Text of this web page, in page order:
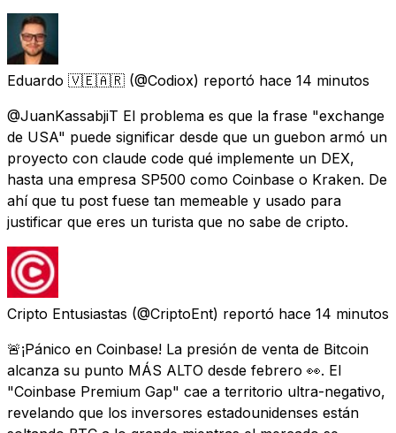
Eduardo 🇻🇪🇦🇷 (@Codiox) reportó hace 14 minutos
@JuanKassabjiT El problema es que la frase "exchange
de USA" puede significar desde que un guebon armó un
proyecto con claude code qué implemente un DEX,
hasta una empresa SP500 como Coinbase o Kraken. De
ahí que tu post fuese tan memeable y usado para
justificar que eres un turista que no sabe de cripto.
Cripto Entusiastas (@CriptoEnt) reportó hace 14 minutos
🚨¡Pánico en Coinbase! La presión de venta de Bitcoin
alcanza su punto MÁS ALTO desde febrero 👀. El
"Coinbase Premium Gap" cae a territorio ultra-negativo,
revelando que los inversores estadounidenses están